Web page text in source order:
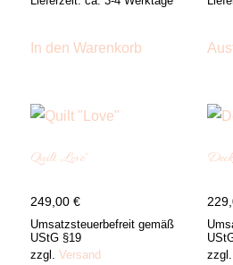
In den Warenkorb
Quilt „Love“
249,00€
Umsatzsteuerbefreit gemäß
UStG §19
zzgl.Versand
zzgl.